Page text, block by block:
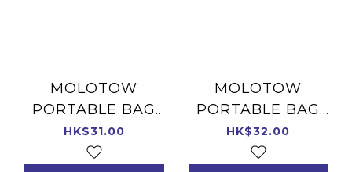
MOLOTOW
PORTABLE BAG
24er
HK$31.00
MOLOTOW
PORTABLE BAG
36er
HK$32.00